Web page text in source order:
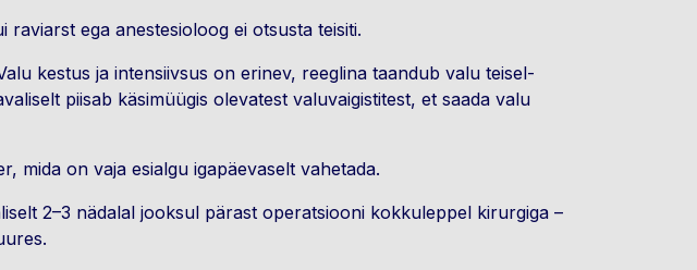
ega anestesioloog ei otsusta teisiti.
kestus ja intensiivsus on erinev, reeglina taandub valu teisel-
piisab käsimüügis olevatest valuvaigistitest, et saada valu
mida on vaja esialgu igapäevaselt vahetada.
2–3 nädalal jooksul pärast operatsiooni kokkuleppel kirurgiga –